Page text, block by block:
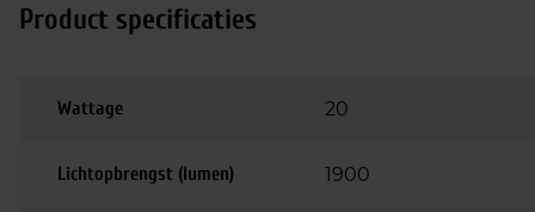
Product specificaties
Wattage 20
Lichtopbrengst (lumen) 1900